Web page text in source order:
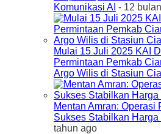
Komunikasi AI - 12
Mulai 15 Juli 2025 KAI
Permintaan Pemkab
Argo Wilis di Stasiun
Mentan Amran: Operasi
Sukses Stabilkan
tahun ago